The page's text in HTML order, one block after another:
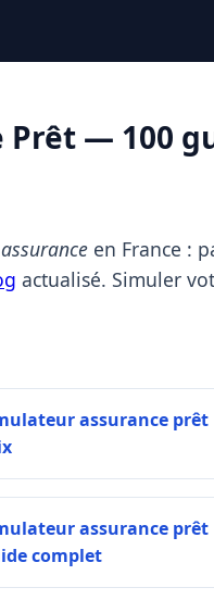
— 100
assurance en France :
actualisé. Simuler
assurance prêt
assurance prêt
complet